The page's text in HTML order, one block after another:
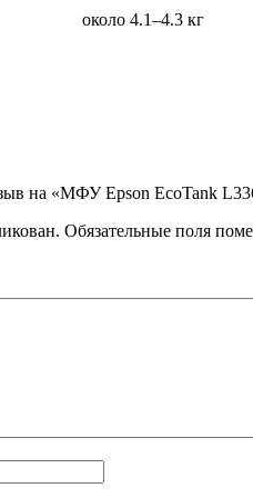
около 4.1–4.3 кг
на «МФУ Epson EcoTank
Обязательные поля